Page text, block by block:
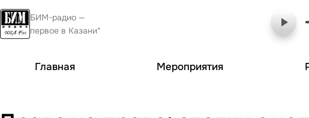
БИМ-радио —
первое в Казани*
Главная Мероприятия